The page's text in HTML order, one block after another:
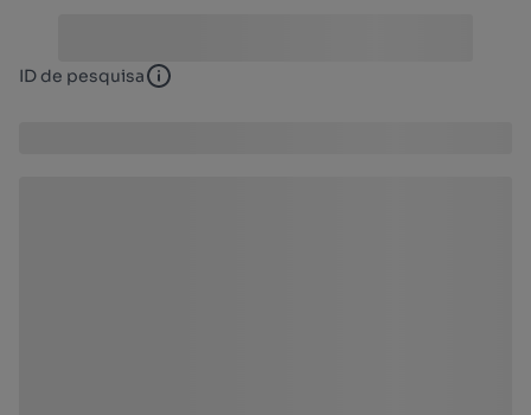
ID de pesquisa ID de pesquisa